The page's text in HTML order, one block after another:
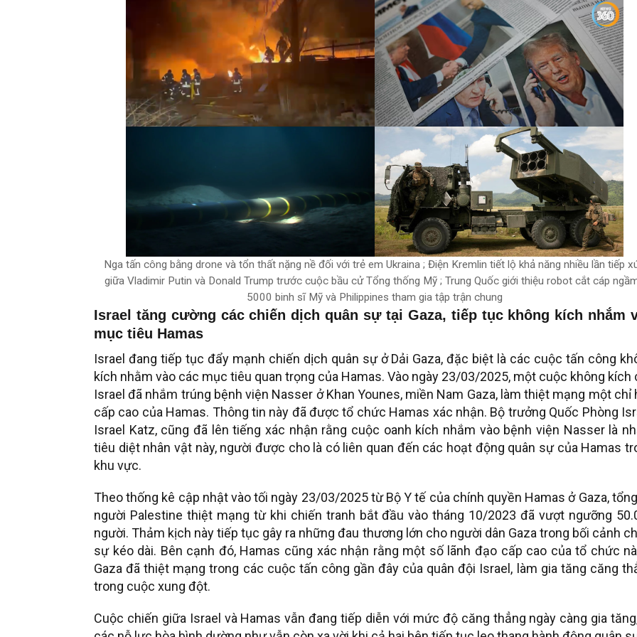
Nga tấn công bằng drone và tổn thất nặng nề đối với trẻ em Ukraina ; Điện Kremlin tiết lộ khả năng nhiều lần tiếp
giữa Vladimir Putin và Donald Trump trước cuộc bầu cử Tổng thống Mỹ ; Trung Quốc giới thiệu robot cắt cáp
5000 binh sĩ Mỹ và Philippines tham gia tập trận chung
Israel tăng cường các chiến dịch quân sự tại Gaza, tiếp tục không kích nhắm
mục tiêu Hamas
Israel đang tiếp tục đẩy mạnh chiến dịch quân sự ở Dải Gaza, đặc biệt là các cuộc tấn công
kích nhằm vào các mục tiêu quan trọng của Hamas. Vào ngày 23/03/2025, một cuộc không kích
Israel đã nhắm trúng bệnh viện Nasser ở Khan Younes, miền Nam Gaza, làm thiệt mạng một chỉ
cấp cao của Hamas. Thông tin này đã được tổ chức Hamas xác nhận. Bộ trưởng Quốc Phòng
Israel Katz, cũng đã lên tiếng xác nhận rằng cuộc oanh kích nhắm vào bệnh viện Nasser là
tiêu diệt nhân vật này, người được cho là có liên quan đến các hoạt động quân sự của Hamas
khu vực.
Theo thống kê cập nhật vào tối ngày 23/03/2025 từ Bộ Y tế của chính quyền Hamas ở Gaza,
người Palestine thiệt mạng từ khi chiến tranh bắt đầu vào tháng 10/2023 đã vượt ngưỡng
người. Thảm kịch này tiếp tục gây ra những đau thương lớn cho người dân Gaza trong bối cảnh
sự kéo dài. Bên cạnh đó, Hamas cũng xác nhận rằng một số lãnh đạo cấp cao của tổ chức
Gaza đã thiệt mạng trong các cuộc tấn công gần đây của quân đội Israel, làm gia tăng căng
trong cuộc xung đột.
Cuộc chiến giữa Israel và Hamas vẫn đang tiếp diễn với mức độ căng thẳng ngày càng gia